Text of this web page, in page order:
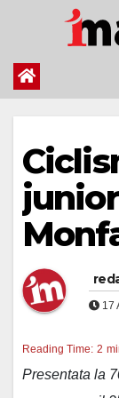
contenuto
17
Reading Time: 2
Presentata la